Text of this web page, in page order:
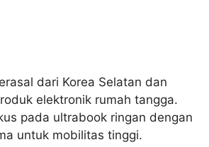
dari Korea Selatan dan
elektronik rumah tangga.
pada ultrabook ringan dengan
untuk mobilitas tinggi.